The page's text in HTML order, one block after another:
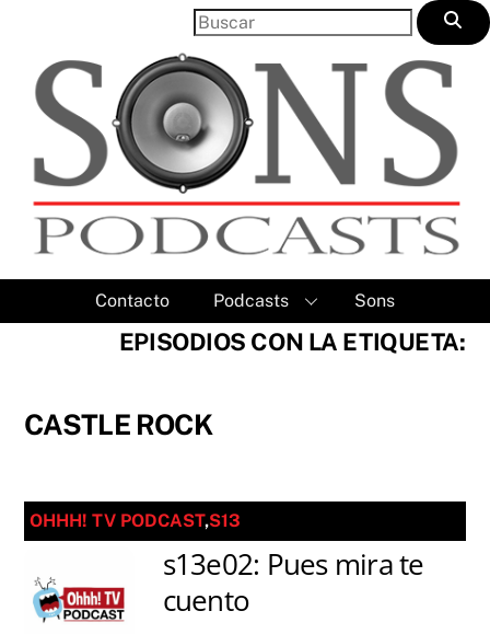
content
Contacto Podcasts Sons
EPISODIOS CON LA ETIQUETA:
CASTLE ROCK
OHHH! TV PODCAST,S13
s13e02: Pues mira te
cuento